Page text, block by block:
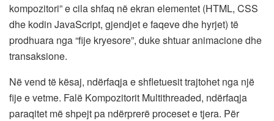
kompozitori” e cila shfaq në ekran elementet (HTML, CSS
dhe kodin JavaScript, gjendjet e faqeve dhe hyrjet) të
prodhuara nga “fije kryesore”, duke shtuar animacione dhe
transaksione.
Në vend të kësaj, ndërfaqja e shfletuesit trajtohet nga një
fije e vetme. Falë Kompozitorit Multithreaded, ndërfaqja
paraqitet më shpejt pa ndërprerë proceset e tjera. Për